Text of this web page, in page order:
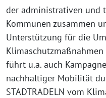
der administrativen und
Kommunen zusammen
Unterstützung für die
führt u.a. auch
nachhaltiger Mobilität
STADTRADELN vom